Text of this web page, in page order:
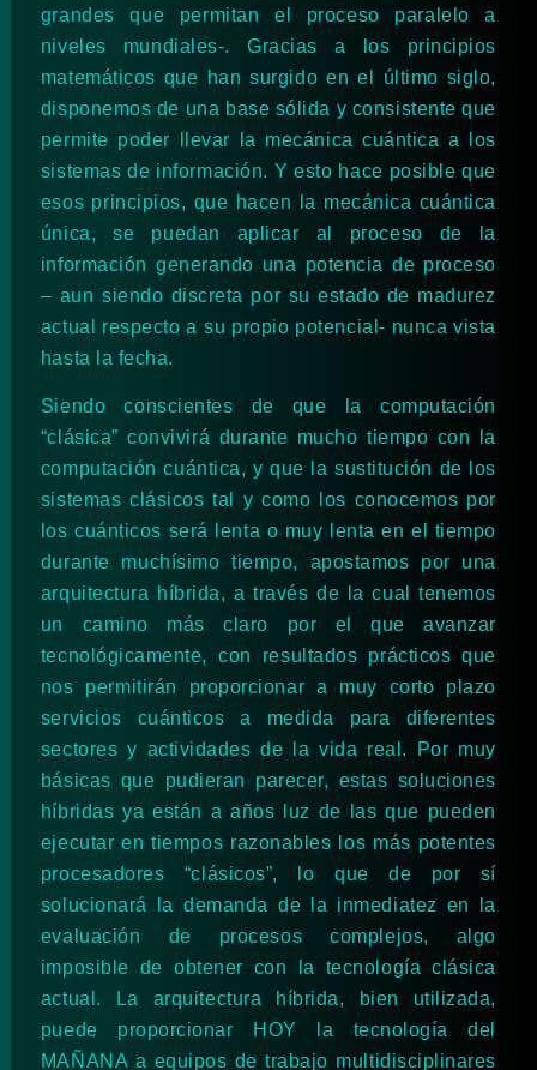
grandes que permitan el proceso paralelo a
niveles mundiales-. Gracias a los principios
matemáticos que han surgido en el último siglo,
disponemos de una base sólida y consistente que
permite poder llevar la mecánica cuántica a los
sistemas de información. Y esto hace posible que
esos principios, que hacen la mecánica cuántica
única, se puedan aplicar al proceso de la
información generando una potencia de proceso
– aun siendo discreta por su estado de madurez
actual respecto a su propio potencial- nunca vista
hasta la fecha.
Siendo conscientes de que la computación
“clásica” convivirá durante mucho tiempo con la
computación cuántica, y que la sustitución de los
sistemas clásicos tal y como los conocemos por
los cuánticos será lenta o muy lenta en el tiempo
durante muchísimo tiempo, apostamos por una
arquitectura híbrida, a través de la cual tenemos
un camino más claro por el que avanzar
tecnológicamente, con resultados prácticos que
nos permitirán proporcionar a muy corto plazo
servicios cuánticos a medida para diferentes
sectores y actividades de la vida real. Por muy
básicas que pudieran parecer, estas soluciones
híbridas ya están a años luz de las que pueden
ejecutar en tiempos razonables los más potentes
procesadores “clásicos”, lo que de por sí
solucionará la demanda de la inmediatez en la
evaluación de procesos complejos, algo
imposible de obtener con la tecnología clásica
actual. La arquitectura híbrida, bien utilizada,
puede proporcionar HOY la tecnología del
MAÑANA a equipos de trabajo multidisciplinares